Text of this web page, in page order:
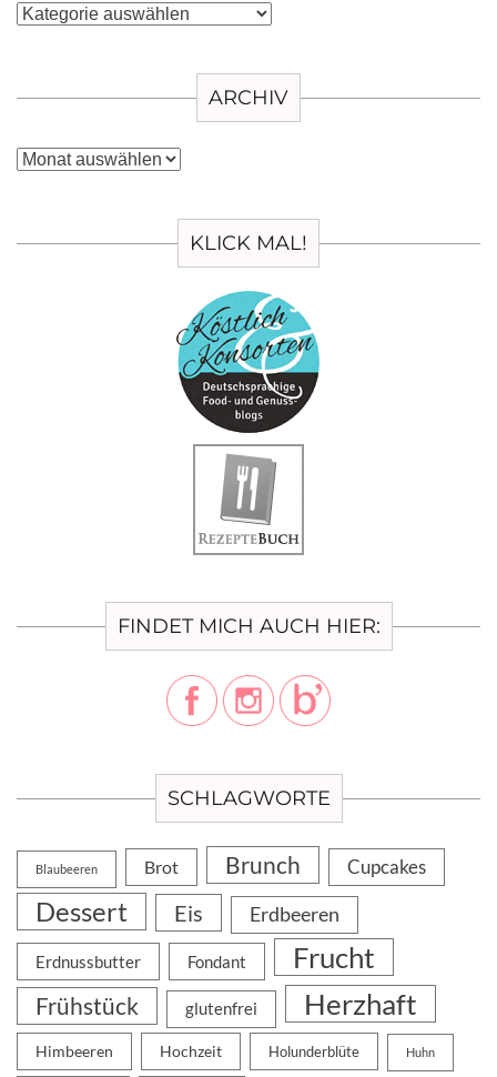
Kategorien
ARCHIV
Archiv
KLICK MAL!
FINDET MICH AUCH HIER:
SCHLAGWORTE
Blaubeeren Brot Brunch Cupcakes
Dessert Eis Erdbeeren
Erdnussbutter Fondant Frucht
Frühstück glutenfrei Herzhaft
Himbeeren Hochzeit Holunderblüte Huhn